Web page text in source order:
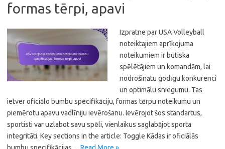
formas tērpi, apavi
Izpratne par USA Volleyball
noteiktajiem aprīkojuma
noteikumiem ir būtiska
spēlētājiem un komandām, lai
nodrošinātu godīgu konkurenci
un optimālu sniegumu. Tas
ietver oficiālo bumbu specifikāciju, formas tērpu noteikumu un
piemērotu apavu vadlīniju ievērošanu. Ievērojot šos standartus,
sportisti var uzlabot savu spēli, vienlaikus saglabājot sporta
integritāti. Key sections in the article: Toggle Kādas ir oficiālās